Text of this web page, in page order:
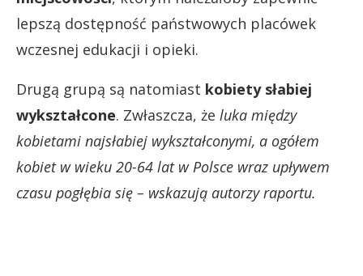
lepszą dostępność państwowych placówek
wczesnej edukacji i opieki.
Drugą grupą są natomiast kobiety słabiej
wykształcone. Zwłaszcza, że luka między
kobietami najsłabiej wykształconymi, a ogółem
kobiet w wieku 20-64 lat w Polsce wraz upływem
czasu pogłębia się – wskazują autorzy raportu.